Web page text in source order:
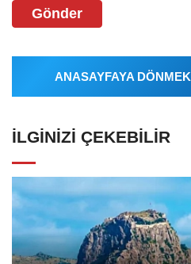
Gönder
ANASAYFAYA
İLGINIZI ÇEKEBILIR